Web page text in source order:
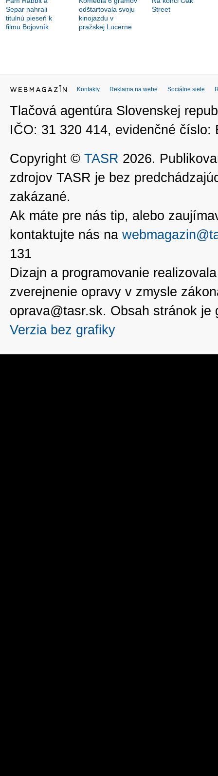
Separ nahrali
titulnú pieseň k
filmu Bojovník
odštartovala svoju
kinojazdu v
pražskej Lucerne
Street
Kontakty Reklama na webe Sociálne siete
Tlačová agentúra Slovenskej
IČO: 31 320 414, evidenčné číslo:
Copyright © TASR 2026.
zdrojov TASR je bez
zakázané.
Ak máte pre nás tip, alebo
kontaktujte nás na
131
Dizajn a programovanie
zverejnenie opravy v zmysle
oprava@tasr.sk. Obsah stránok
Verzia bez grafiky